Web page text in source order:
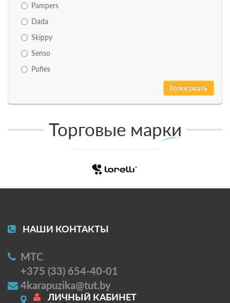
Pampers
Dada
Skippy
Senso
Pufies
Торговые марки
НАШИ КОНТАКТЫ
МТС
+375 (33) 654-40-01
4karapuzika@tut.by
ЛИЧНЫЙ КАБИНЕТ